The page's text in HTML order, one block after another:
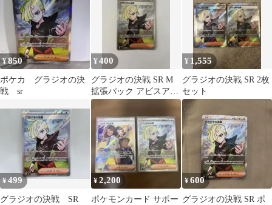
¥850
ポケカ グラジオの決
戦 sr
¥400
グラジオの決戦 SR M
拡張パック アビスアイ
キラ 109/081
¥ 1,555
グラジオの決戦 SR 2枚
セット
¥499
グラジオの決戦 SR
¥2,200
ポケモンカード サポー
¥600
グラジオの決戦 SR ポ